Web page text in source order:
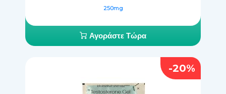
250mg
Αγοράστε Τώρα
-20%